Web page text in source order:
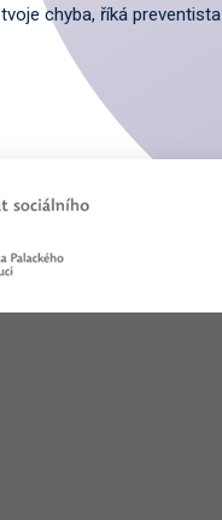
tvoje chyba, říká preventista